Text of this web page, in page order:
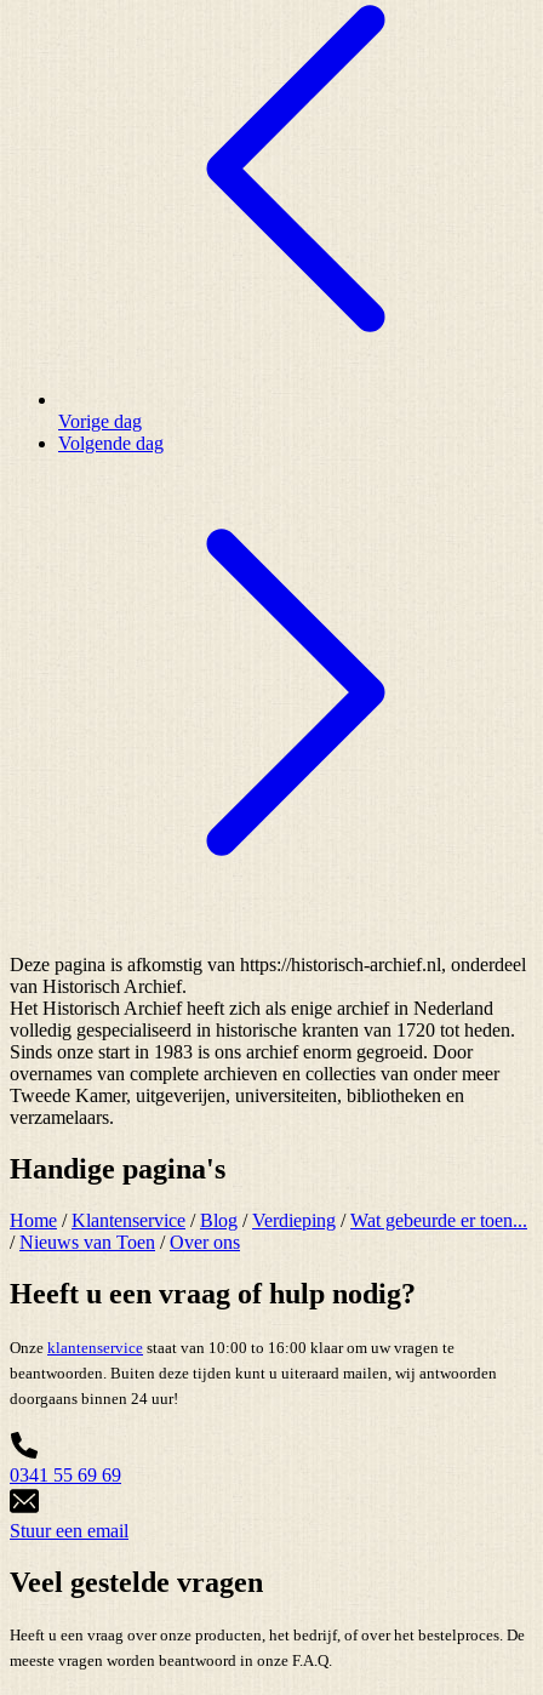
Vorige dag
Volgende dag
Deze pagina is afkomstig van https://historisch-archief.nl, onderdeel
van Historisch Archief.
Het Historisch Archief heeft zich als enige archief in Nederland
volledig gespecialiseerd in historische kranten van 1720 tot heden.
Sinds onze start in 1983 is ons archief enorm gegroeid. Door
overnames van complete archieven en collecties van onder meer
Tweede Kamer, uitgeverijen, universiteiten, bibliotheken en
verzamelaars.
Handige pagina's
Home /Klantenservice /Blog /Verdieping /Wat gebeurde er toen...
/Nieuws van Toen /Over ons
Heeft u een vraag of hulp nodig?
Onze klantenservice staat van 10:00 to 16:00 klaar om uw vragen te
beantwoorden. Buiten deze tijden kunt u uiteraard mailen, wij antwoorden
doorgaans binnen 24 uur!
0341 55 69 69
Stuur een email
Veel gestelde vragen
Heeft u een vraag over onze producten, het bedrijf, of over het bestelproces. De
meeste vragen worden beantwoord in onze F.A.Q.